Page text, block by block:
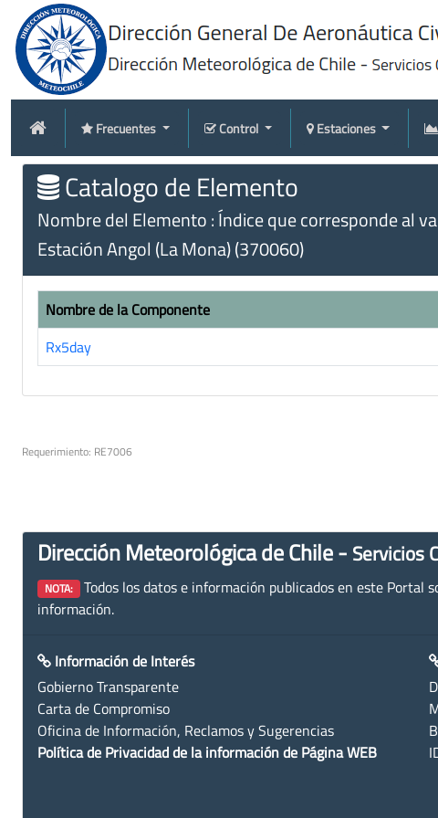
Frecuentes Control Estaciones
Catalogo de Elemento
Nombre del Elemento : Índice que corresponde al
Estación Angol (La Mona) (370060)
Nombre de la Componente
Rx5day
Requerimiento: RE7006
Dirección Meteorológica de Chile - Servicios
NOTA: Todos los datos e información publicados en este Portal
información.
Información de Interés
Gobierno Transparente
Carta de Compromiso
Oficina de Información, Reclamos y Sugerencias
Política de Privacidad de la información de Página WEB